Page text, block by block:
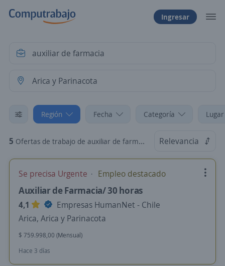
Ingresar
Región Fecha Categoría
5 Ofertas de trabajo de auxiliar de farmacia en Arica y Parinacota Relevancia
Se precisa Urgente Empleo destacado
Auxiliar de Farmacia/ 30 horas
4,1
Empresas HumanNet - Chile
Arica, Arica y Parinacota
$ 759.998,00 (Mensual)
Hace 3 días